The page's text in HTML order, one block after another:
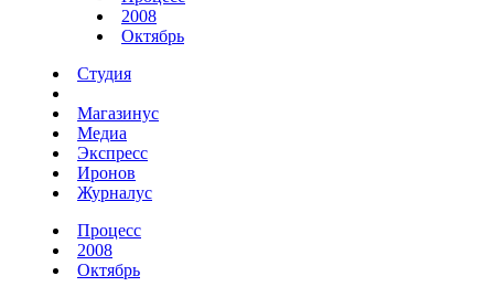
2008
Октябрь
Студия
Магазинус
Медиа
Экспресс
Иронов
Журналус
Процесс
2008
Октябрь